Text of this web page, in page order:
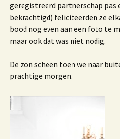
geregistreerd partnerschap pas
bekrachtigd) feliciteerden ze
bood nog even aan een foto te
maar ook dat was niet nodig.
De zon scheen toen we naar
prachtige morgen.